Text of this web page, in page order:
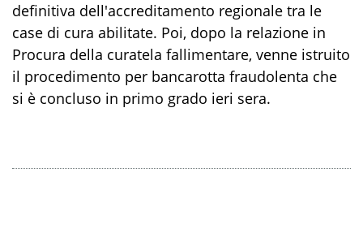
definitiva dell'accreditamento regionale tra le
case di cura abilitate. Poi, dopo la relazione in
Procura della curatela fallimentare, venne istruito
il procedimento per bancarotta fraudolenta che
si è concluso in primo grado ieri sera.